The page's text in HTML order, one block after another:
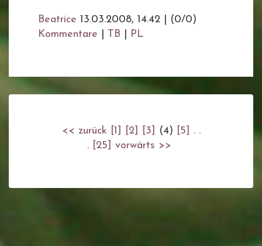
Beatrice 13.03.2008, 14.42
(0/0)
Kommentare
TB PL
<< zurück [1] [2] [3] (4) [5]
. .
.
[25] vorwärts >>